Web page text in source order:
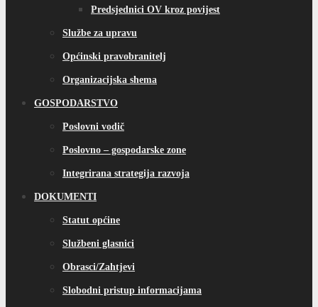
Predsjednici OV kroz povijest
Službe za upravu
Općinski pravobranitelj
Organizacijska shema
GOSPODARSTVO
Poslovni vodič
Poslovno – gospodarske zone
Integrirana strategija razvoja
DOKUMENTI
Statut općine
Službeni glasnici
Obrasci/Zahtjevi
Slobodni pristup informacijama